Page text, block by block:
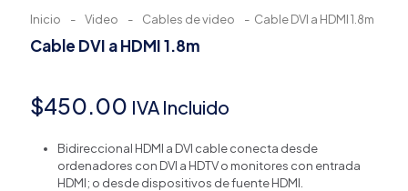
Inicio - Video - Cables de video - Cable DVI a HDMI 1.8m
Cable DVI a HDMI 1.8m
$450.00 IVA Incluido
Bidireccional HDMI a DVI cable conecta desde
ordenadores con DVI a HDTV o monitores con entrada
HDMI; o desde dispositivos de fuente HDMI.